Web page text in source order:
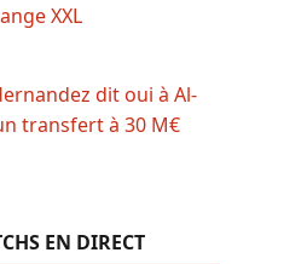
XXL
dit oui à Al-
transfert à 30 M€
EN DIRECT